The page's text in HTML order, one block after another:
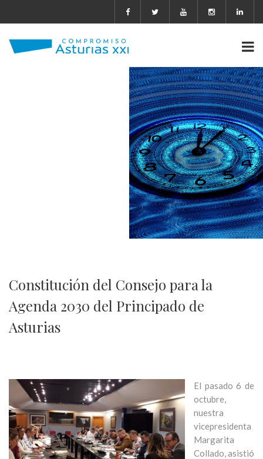
Constitución del Consejo para la
Agenda 2030 del Principado de
Asturias
El pasado 6 de
octubre,
nuestra
vicepresidenta
Margarita
Collado, asistió